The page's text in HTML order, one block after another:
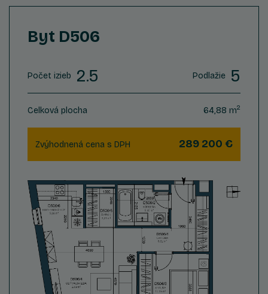
Byt D506
Počet izieb 2.5 Podlažie 5
Celková plocha 64,88 m2
Zvýhodnená cena s DPH 289 200 €